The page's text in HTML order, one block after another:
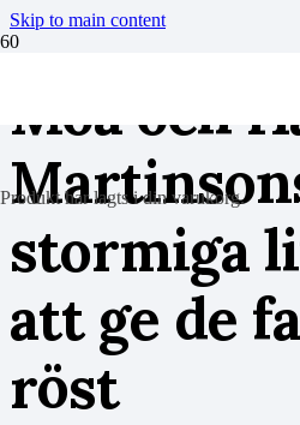
Skip to main content
Produkthar lagts i din varukorg.
Moa och
stormiga
att ge de
röst